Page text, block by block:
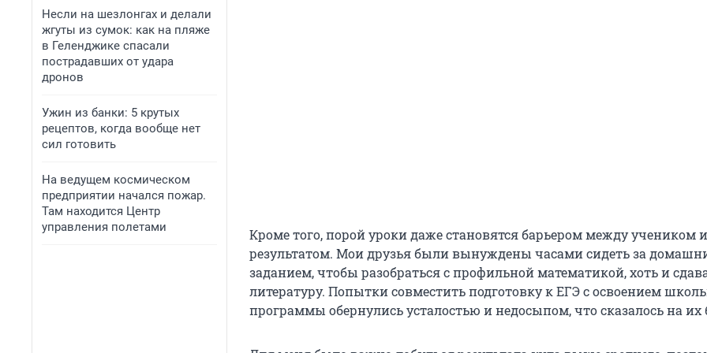
Несли на шезлонгах и делали
жгуты из сумок: как на пляже
в Геленджике спасали
пострадавших от удара
дронов
Ужин из банки: 5 крутых
рецептов, когда вообще нет
сил готовить
На ведущем космическом
предприятии начался пожар.
Там находится Центр
управления полетами
Кроме того, порой уроки даже становятся барьером между учеником и
результатом. Мои друзья были вынуждены часами сидеть за
заданием, чтобы разобраться с профильной математикой, хоть и
литературу. Попытки совместить подготовку к ЕГЭ с освоением
программы обернулись усталостью и недосыпом, что сказалось на их